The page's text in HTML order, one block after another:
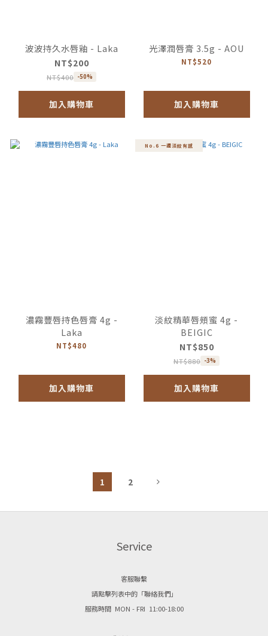
波波持久水唇釉 - Laka
NT$200
NT$400 -50%
加入購物車
光澤潤唇膏 3.5g - AOU
NT$520
加入購物車
濃霧豐唇持色唇膏 4g -
Laka
NT$480
加入購物車
No.6 一週淡紋有感
淡紋精華唇頰蜜 4g -
BEIGIC
NT$850
NT$880 -3%
加入購物車
1 2
Service
客服聯繫
請點擊列表中的「聯絡我們」
服務時間 MON - FRI 11:00-18:00